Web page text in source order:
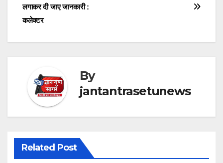
लगाकर दी जाए जानकारी :
कलेक्टर
By
jantantrasetunews
Related Post